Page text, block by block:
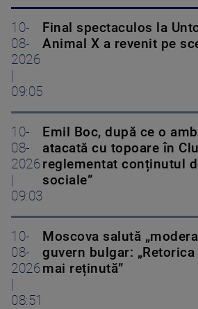
10-
08-
2026
09:05
Final spectaculos la
Animal X a revenit pe
10-
08-
2026
09:03
Emil Boc, după ce o
atacată cu topoare în
reglementat conținutul
sociale”
10-
08-
2026
08:51
Moscova salută
guvern bulgar:
mai reținută”